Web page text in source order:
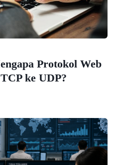
Protokol Web
ke UDP?